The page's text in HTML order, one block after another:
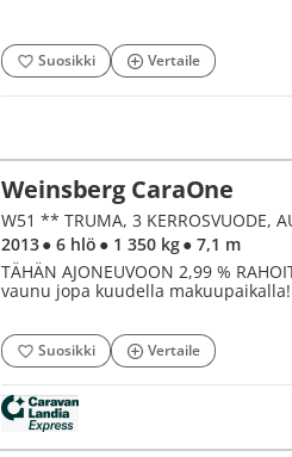
Suosikki Vertaile
Weinsberg CaraOne
W51 ** TRUMA, 3 KERROSVUODE,
2013● 6 hlö ● 1 350 kg● 7,1 m
TÄHÄN AJONEUVOON 2,99 %
vaunu jopa kuudella makuupaikalla!
Suosikki Vertaile